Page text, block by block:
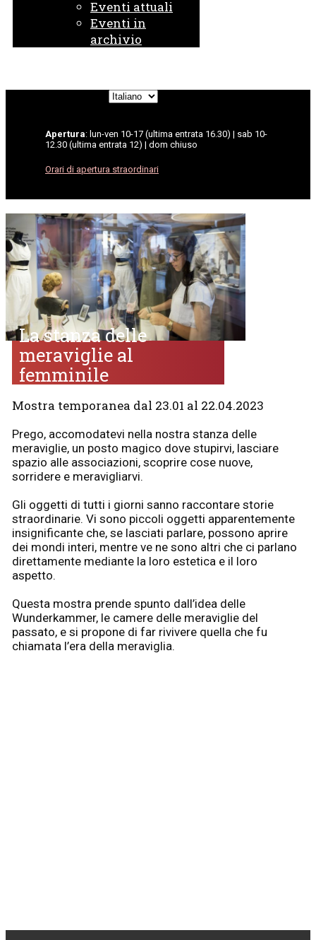
Eventi attuali
Eventi in
archivio
Scegli
Apertura: lun-ven 10-17 (ultima entrata 16.30) | sab 10-
12.30 (ultima entrata 12) | dom chiuso
Orari di apertura straordinari
La stanza delle
meraviglie al
femminile
Mostra temporanea dal 23.01 al 22.04.2023
Prego, accomodatevi nella nostra stanza delle
meraviglie, un posto magico dove stupirvi, lasciare
spazio alle associazioni, scoprire cose nuove,
sorridere e meravigliarvi.
Gli oggetti di tutti i giorni sanno raccontare storie
straordinarie. Vi sono piccoli oggetti apparentemente
insignificante che, se lasciati parlare, possono aprire
dei mondi interi, mentre ve ne sono altri che ci parlano
direttamente mediante la loro estetica e il loro
aspetto.
Questa mostra prende spunto dall’idea delle
Wunderkammer, le camere delle meraviglie del
passato, e si propone di far rivivere quella che fu
chiamata l’era della meraviglia.